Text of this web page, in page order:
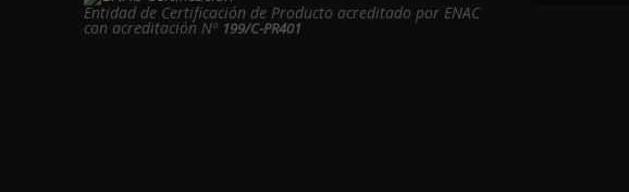
Entidad de Certificación de Producto acreditado por ENAC
con acreditación Nº 199/C-PR401